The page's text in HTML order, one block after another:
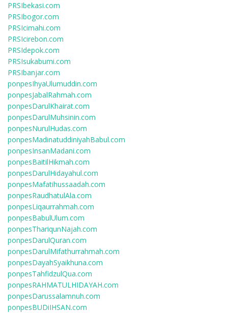
PRSIbekasi.com
PRSIbogor.com
PRSIcimahi.com
PRSIcirebon.com
PRSIdepok.com
PRSIsukabumi.com
PRSIbanjar.com
ponpesIhyaUlumuddin.com
ponpesJabalRahmah.com
ponpesDarulKhairat.com
ponpesDarulMuhsinin.com
ponpesNurulHudas.com
ponpesMadinatuddiniyahBabul.com
ponpesInsanMadani.com
ponpesBaitilHikmah.com
ponpesDarulHidayahul.com
ponpesMafatihussaadah.com
ponpesRaudhatulAla.com
ponpesLiqaurrahmah.com
ponpesBabulUlum.com
ponpesThariqunNajah.com
ponpesDarulQuran.com
ponpesDarulMifathurrahmah.com
ponpesDayahSyaikhuna.com
ponpesTahfidzulQua.com
ponpesRAHMATULHIDAYAH.com
ponpesDarussalamnuh.com
ponpesBUDiIHSAN.com